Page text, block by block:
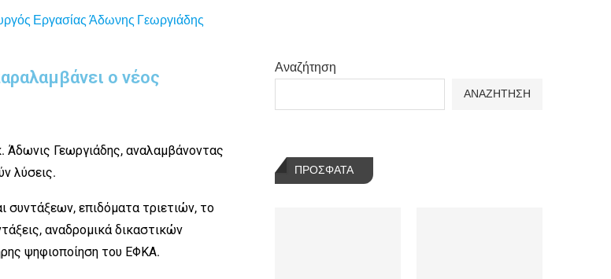
ο νέος
Άδωνις Γεωργιάδης, αναλαμβάνοντας
λύσεις.
συντάξεων, επιδόματα τριετιών, το
αναδρομικά δικαστικών
ψηφιοποίηση του ΕΦΚΑ.
Αναζήτηση
ΑΝΑΖΗΤΗΣΗ
ΠΡΌΣΦΑΤΑ